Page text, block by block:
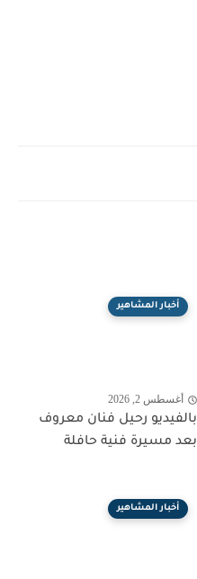
أخبار المشاهير
أغسطس 2, 2026
بالفيديو رحيل فنان معروف
بعد مسيرة فنية حافلة
أخبار المشاهير